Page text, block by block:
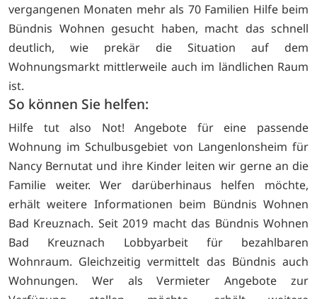
vergangenen Monaten mehr als 70 Familien Hilfe beim
Bündnis Wohnen gesucht haben, macht das schnell
deutlich, wie prekär die Situation auf dem
Wohnungsmarkt mittlerweile auch im ländlichen Raum
ist.
So können Sie helfen:
Hilfe tut also Not! Angebote für eine passende
Wohnung im Schulbusgebiet von Langenlonsheim für
Nancy Bernutat und ihre Kinder leiten wir gerne an die
Familie weiter. Wer darüberhinaus helfen möchte,
erhält weitere Informationen beim Bündnis Wohnen
Bad Kreuznach. Seit 2019 macht das Bündnis Wohnen
Bad Kreuznach Lobbyarbeit für bezahlbaren
Wohnraum. Gleichzeitig vermittelt das Bündnis auch
Wohnungen. Wer als Vermieter Angebote zur